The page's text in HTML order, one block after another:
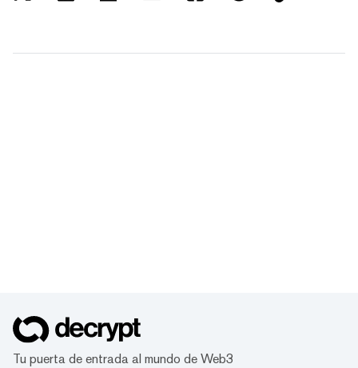
Tu puerta de entrada al mundo de Web3